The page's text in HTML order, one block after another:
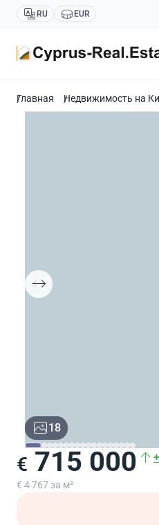
RU EUR
Главная Недвижимость на
18
€ 715 000
€ 4 767 за м²